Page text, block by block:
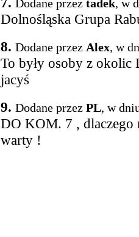
Dodane przez tadek, w
Dolnośląska Grupa
8. Dodane przez Alex, w
To były osoby z okolic
jacyś
9. Dodane przez PL, w
DO KOM. 7 , dlaczego
warty !